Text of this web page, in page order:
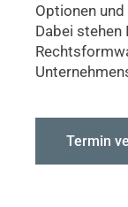
Optionen
Dabei stehen
Termin